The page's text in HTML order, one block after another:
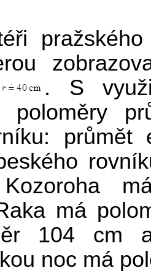
. S
poloměry
průmět
Kozoroha
má
104 cm
noc má